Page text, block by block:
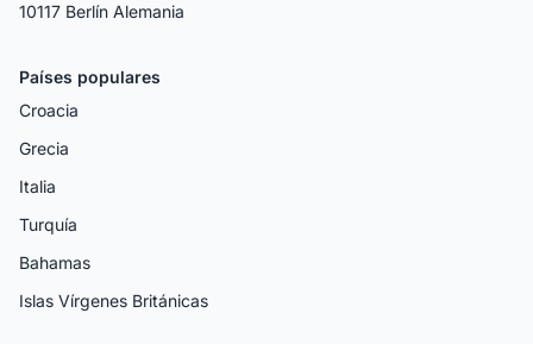
10117 Berlín Alemania
Países populares
Croacia
Grecia
Italia
Turquía
Bahamas
Islas Vírgenes Británicas